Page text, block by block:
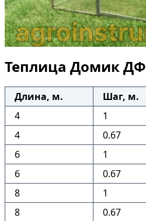
Теплица Домик ДФ
Длина, м. Шаг, м.
4
1
4
0.67
6
1
6
0.67
8
1
8
0.67